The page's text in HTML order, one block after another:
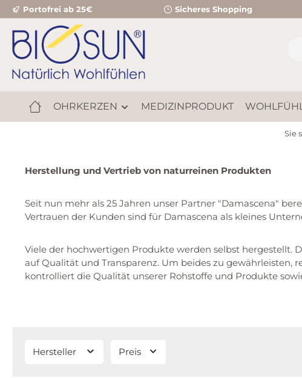
Hauptinhalt springen
Zur Suche springen
Zur Hauptnavigation springen
Portofrei ab 25€ Sicheres Shopping
OHRKERZEN MEDIZINPRODUKT
Sie
Herstellung und Vertrieb von naturreinen Produkten
Seit nun mehr als 25 Jahren unser Partner "Damascena"
Vertrauen der Kunden sind für Damascena als kleines
Viele der hochwertigen Produkte werden selbst hergestellt.
auf Qualität und Transparenz. Um beides zu gewährleisten,
kontrolliert die Qualität unserer Rohstoffe und Produkte
Hersteller Preis